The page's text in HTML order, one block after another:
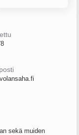
sekä muiden